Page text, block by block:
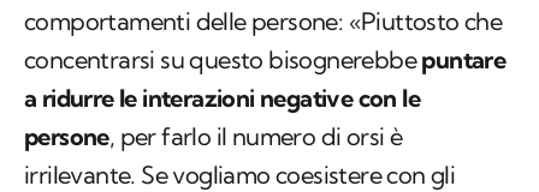
comportamenti delle persone: «Piuttosto che
concentrarsi su questo bisognerebbepuntare
a ridurre le interazioni negative con le
persone, per farlo il numero di orsi è
irrilevante. Se vogliamo coesistere con gli